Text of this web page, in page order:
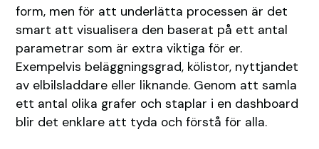
form, men för att underlätta processen är det
smart att visualisera den baserat på ett antal
parametrar som är extra viktiga för er.
Exempelvis beläggningsgrad, kölistor, nyttjandet
av elbilsladdare eller liknande. Genom att samla
ett antal olika grafer och staplar i en dashboard
blir det enklare att tyda och förstå för alla.